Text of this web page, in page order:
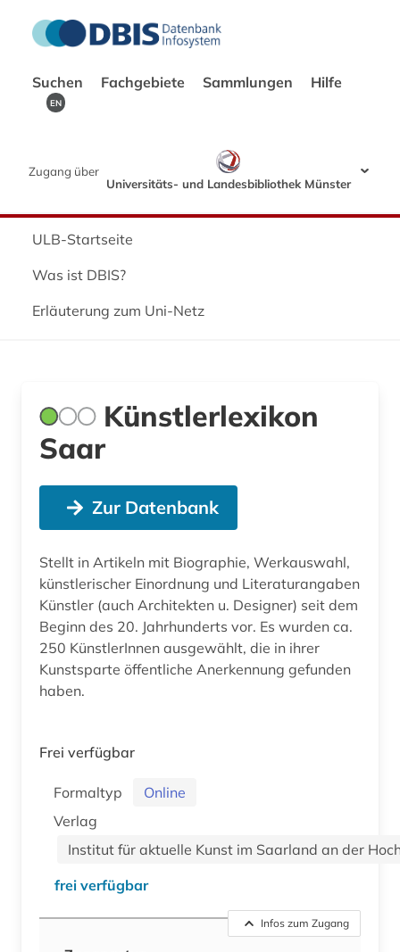
Suchen Fachgebiete Sammlungen Hilfe
EN
Zugang über
Universitäts- und Landesbibliothek Münster
ULB-Startseite
Was ist DBIS?
Erläuterung zum Uni-Netz
Künstlerlexikon
Saar
Zur Datenbank
Stellt in Artikeln mit Biographie, Werkauswahl,
künstlerischer Einordnung und Literaturangaben
Künstler (auch Architekten u. Designer) seit dem
Beginn des 20. Jahrhunderts vor. Es wurden ca.
250 KünstlerInnen ausgewählt, die in ihrer
Kunstsparte öffentliche Anerkennung gefunden
haben.
Frei verfügbar
Formaltyp
Online
Verlag
Institut für aktuelle Kunst im Saarland an der
frei verfügbar
Infos zum Zugang